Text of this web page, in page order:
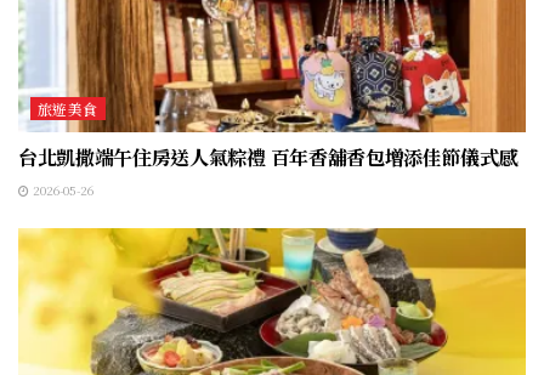
旅遊美食
台北凱撒端午住房送人氣粽禮 百年香舖香包增添佳節儀式感
2026-05-26